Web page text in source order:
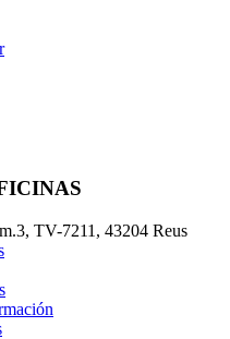
TV-7211, 43204 Reus